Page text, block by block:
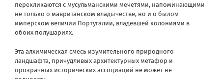
перекликаются с мусульманскими мечетями, напоминающими
не только о мавританском владычестве, но и о былом
имперском величии Португалии, владевшей колониями в
обоих полушариях.
Эта алхимическая смесь изумительного природного
ландшафта, причудливых архитектурных метафор и
прозрачных исторических ассоциаций не может не